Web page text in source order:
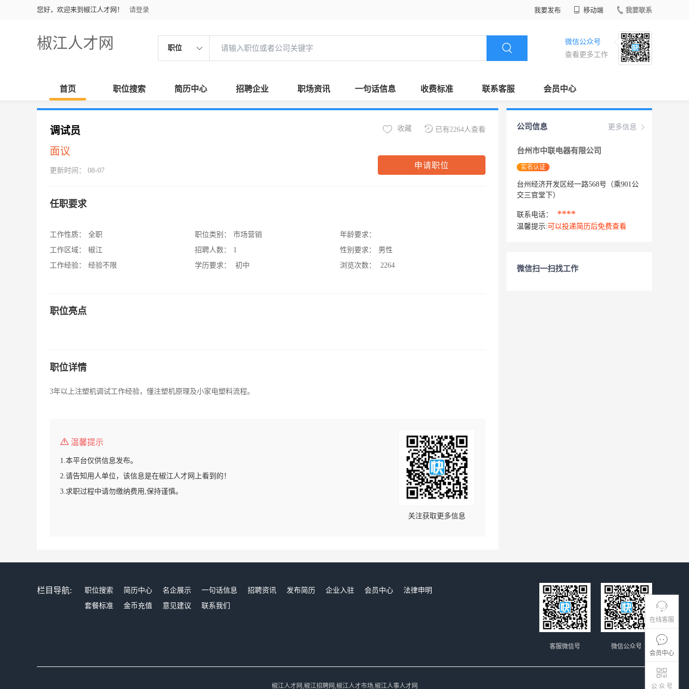
您好，欢迎来到椒江人才网！ 请登录 我要发布 移动端 我要联系
椒江人才网 职位
微信公众号
查看更多工作
首页 职位搜索 简历中心 招聘企业 职场资讯 一句话信息 收费标准 联系客服 会员中心
在线客服
会员中心
公 众 号
调试员
面议
更新时间： 08-07
已有2264人查看
收藏
申请职位
任职要求
工作性质：
全职
工作区域：
椒江
工作经验：
经验不限
职位类别：
市场营销
招聘人数：
1
学历要求：
初中
年龄要求：
性别要求：
男性
浏览次数：
2264
职位亮点
职位详情
3年以上注塑机调试工作经验，懂注塑机原理及小家电塑料流程。
温馨提示
1.本平台仅供信息发布。
2.请告知用人单位，该信息是在椒江人才网上看到的！
3.求职过程中请勿缴纳费用,保持谨慎。
关注获取更多信息
更多信息
公司信息
台州市中联电器有限公司
实名认证
台州经济开发区经一路568号（乘901公
交三官堂下）
联系电话： ****
温馨提示: 可以投递简历后免费查看
微信扫一扫找工作
栏目导航: 职位搜索 简历中心 名企展示 一句话信息 招聘资讯 发布简历 企业入驻 会员中心
法律申明
套餐标准
金币充值 意见建议 联系我们
微信公众号
客服微信号
椒江人才网,椒江招聘网,椒江人才市场,椒江人事人才网